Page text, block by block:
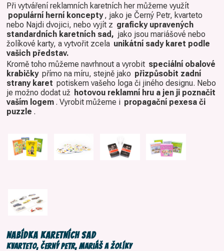
Při vytváření reklamních karetních her můžeme využít
populární herní koncepty , jako je Černý Petr, kvarteto
nebo Najdi dvojici, nebo vyjít z graficky upravených
standardních karetních sad, jako jsou mariášové nebo
žolíkové karty, a vytvořit zcela unikátní sady karet podle
vašich představ.
Kromě toho můžeme navrhnout a vyrobit speciální obalové
krabičky přímo na míru, stejně jako přizpůsobit zadní
strany karet potiskem vašeho loga či jiného designu. Nebo
je možno dodat už hotovou reklamní hru a jen ji poznačit
vaším logem . Vyrobit můžeme i propagační pexesa či
puzzle .
Nabídka karetních sad
Kvarteto, Černý Petr, mariáš a žolíky